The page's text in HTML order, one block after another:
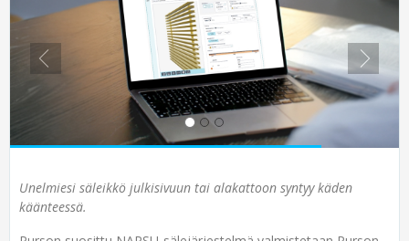
Unelmiesi säleikkö julkisivuun tai alakattoon syntyy käden
käänteessä.